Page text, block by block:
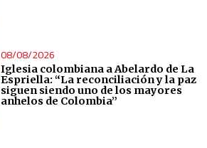
08/08/2026
Iglesia colombiana a Abelardo de La
Espriella: “La reconciliación y la paz
siguen siendo uno de los mayores
anhelos de Colombia”